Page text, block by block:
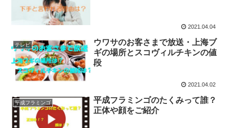
2021.04.04
テレビ
ウワサのお客さまで放送・上海ブ
ギの場所とスコヴィルチキンの値
段
2021.04.02
平成フラミンゴ
平成フラミンゴのたくみって誰？
正体や顔をご紹介